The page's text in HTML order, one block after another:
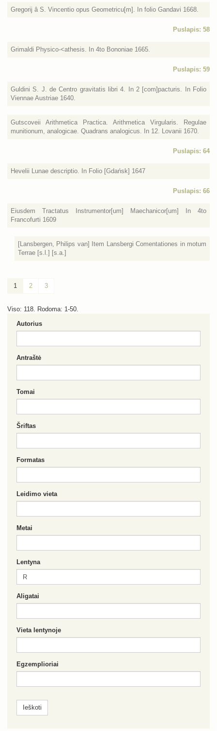
Gregorij â S. Vincentio opus Geometricu[m]. In folio Gandavi 1668.
Puslapis: 58
Grimaldi Physico-<athesis. In 4to Bononiae 1665.
Puslapis: 59
Guldini S. J. de Centro gravitatis libri 4. In 2 [com]pacturis. In Folio
Viennae Austriae 1640.
Gutscoveii Arithmetica Practica. Arithmetica Virgularis. Regulae
munitionum, analogicae. Quadrans analogicus. In 12. Lovanii 1670.
Puslapis: 64
Hevelii Lunae descriptio. In Folio [Gdańsk] 1647
Puslapis: 66
Eiusdem Tractatus Instrumentor[um] Maechanicor[um] In 4to
Francofurti 1609
[Lansbergen, Philips van] Item Lansbergi Comentationes in motum
Terrae [s.l.] [s.a.]
1 2 3
Viso: 118. Rodoma: 1-50.
Autorius
Antraštė
Tomai
Šriftas
Formatas
Leidimo vieta
Metai
Lentyna
Aligatai
Vieta lentynoje
Egzemplioriai